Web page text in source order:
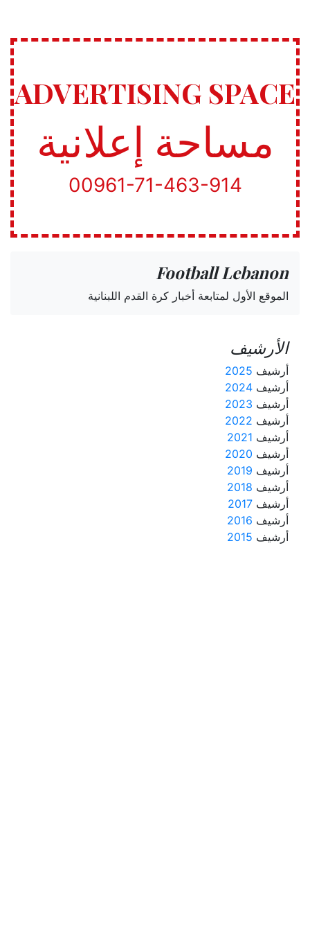
ADVERTISING SPACE
مساحة إعلانية
00961-71-463-914
Football Lebanon
الموقع الأول لمتابعة أخبار كرة القدم اللبنانية
الأرشيف
أرشيف 2025
أرشيف 2024
أرشيف 2023
أرشيف 2022
أرشيف 2021
أرشيف 2020
أرشيف 2019
أرشيف 2018
أرشيف 2017
أرشيف 2016
أرشيف 2015